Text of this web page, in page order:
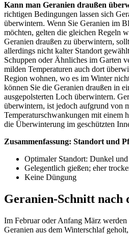
Kann man Geranien draußen
richtigen Bedingungen lassen sich
überwintern. Wenn Sie Geranien im
möchten, gelten die gleichen Regeln
Geranien draußen zu überwintern,
allerdings nicht kalter Standort
Schuppen oder Ähnliches im Garten
milden Temperaturen auch dort
Region wohnen, wo es im Winter
können Sie die Geranien draußen in
ausgepolsterten Loch überwintern.
überwintern, ist jedoch aufgrund von
Temperaturschwankungen mit einem
die Überwinterung im geschützten
Zusammenfassung: Standort und
Optimaler Standort: Dunkel
Gelegentlich gießen; eher
Keine Düngung
Geranien-Schnitt nach
Im Februar oder Anfang März
Geranien aus dem Winterschlaf